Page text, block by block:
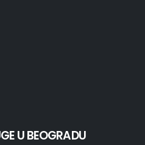
U BEOGRADU